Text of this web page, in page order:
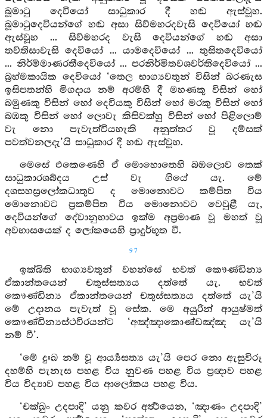
බූමාටු දෙවියෝ සාධුකාර දී හඬ ඇස්වූහ.
බූමාටුදෙවියන්ගේ හඬ අසා සිව්මහරදවැසි දෙවියෝ හඬ
ඇස්වූහ ... සිව්මහරද වැසි දෙවියන්ගේ හඬ අසා
තව්තිසාවැසි දෙවියෝ ... යාමදෙවියෝ ... තුසිතදෙවියෝ
... නිර්ම්මාණරතීදෙවියෝ ... පරනිර්මිතවශවර්තිදෙවියෝ ...
බ්‍රහ්මකායික දෙවියෝ ‘තෙල භාග්‍යවතුන් විසින් බරණැස
ඉසිපතන්හි මිගදාය නම් අරම්හි දී මහණකු විසින් හෝ
බමුණකු විසින් හෝ දෙවියකු විසින් හෝ මරකු විසින් හෝ
බඹකු විසින් හෝ ලොවැ කිසිවක්හු විසින් හෝ පිළිලොම්
වැ නො පැවැත්වියහැකි අනුත්තර වූ දම්සක්
පවත්වනලදැ’යි සාධුකාර දී හඬ ඇස්වූහ.
මෙසේ එකෙණෙහි ඒ මොහොතෙහි බඹලොව තෙක්
සාධුකාරශබ්දය උස් වැ ගියේ යැ. මේ
දශසහස්‍රලෝකධාතුව ද මොනොවට කම්පිත විය
මොනොවට ප්‍රකම්පිත විය මොනොවට වෙවුළී යැ,
දෙවියන්ගේ දේවානුභාවය ඉක්ම අප්‍රමාණ වූ මහත් වූ
අවභාසයෙක් ද ලෝකයෙහි ප්‍රාදුර්භූත වී.
97
ඉක්බිති භාග්‍යවතුන් වහන්සේ භවත් කෞණ්ඩින්‍ය
ඒකාන්තයෙන් චතුස්සත්‍යය දත්තේ යැ. භවත්
කෞණ්ඩින්‍ය ඒකාන්තයෙන් චතුස්සත්‍යය දත්තේ යැ’යි
මේ උදානය පැවැත් වූ සේක. මෙ අයුරින් ආයුෂ්මත්
කෞණ්ඩින්‍යස්ථවිරයන්ට ‘අඤ්ඤාකොණ්ඩඤ්ඤ යැ’යි
නම් වී’.
‘මේ දුඃඛ නම් වූ ආර්‍ය්‍යසත්‍ය යැ’යි පෙර නො ඇසුවිරූ
දහම්හි පැනැස පහළ විය නුවණ පහළ විය ප්‍රඥාව පහළ
විය විද්‍යාව පහළ විය ආලෝකය පහළ විය.
‘චක්ඛුං උදපාදි’ යනු කවර අර්‍ත්‍ථයෙන, ‘ඤාණං උදපාදි’